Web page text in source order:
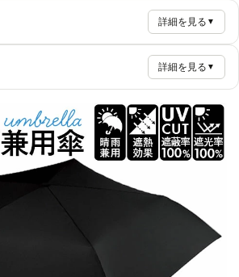
詳細を見る ▼
詳細を見る ▼